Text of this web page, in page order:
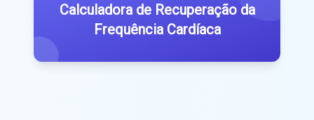
Calculadora de Recuperação da
Frequência Cardíaca